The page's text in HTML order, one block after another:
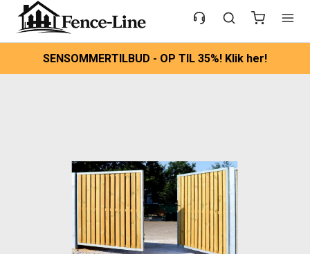
SENSOMMERTILBUD - OP TIL 35%! Klik her!